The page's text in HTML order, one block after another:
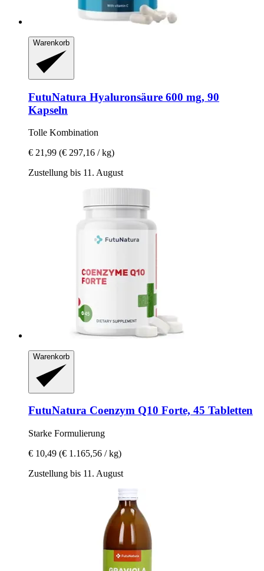
Warenkorb
FutuNatura Hyaluronsäure 600 mg, 90
Kapseln
Tolle Kombination
€ 21,99 (€ 297,16 / kg)
Zustellung bis 11. August
Warenkorb
FutuNatura Coenzym Q10 Forte, 45 Tabletten
Starke Formulierung
€ 10,49 (€ 1.165,56 / kg)
Zustellung bis 11. August